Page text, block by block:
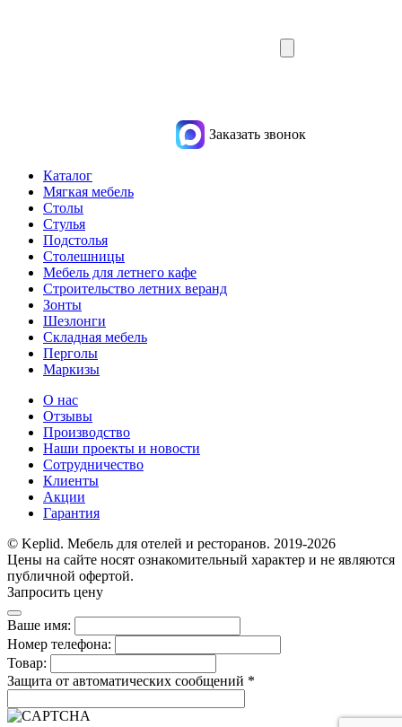
Заказать звонок
Каталог
Мягкая мебель
Столы
Стулья
Подстолья
Столешницы
Мебель для летнего кафе
Строительство летних веранд
Зонты
Шезлонги
Складная мебель
Перголы
Маркизы
О нас
Отзывы
Производство
Наши проекты и новости
Сотрудничество
Клиенты
Акции
Гарантия
© Keplid. Мебель для отелей и ресторанов. 2019-2026
Цены на сайте носят ознакомительный характер и не являются
публичной офертой.
Запросить цену
Ваше имя:
Номер телефона:
Товар:
Защита от автоматических сообщений *